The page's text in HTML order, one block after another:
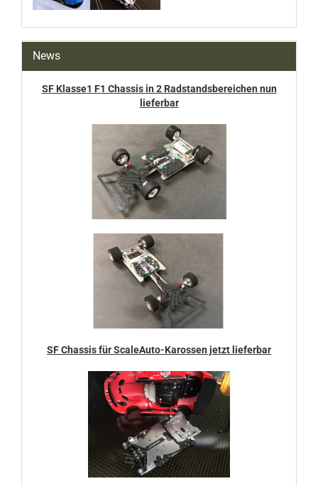
News
SF Klasse1 F1 Chassis in 2 Radstandsbereichen nun
lieferbar
SF Chassis für ScaleAuto-Karossen jetzt lieferbar